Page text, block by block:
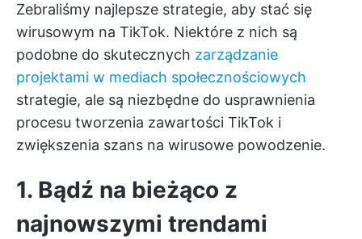
Zebraliśmy najlepsze strategie, aby stać się
wirusowym na TikTok. Niektóre z nich są
podobne do skutecznych zarządzanie
projektami w mediach społecznościowych
strategie, ale są niezbędne do usprawnienia
procesu tworzenia zawartości TikTok i
zwiększenia szans na wirusowe powodzenie.
1. Bądź na bieżąco z
najnowszymi trendami